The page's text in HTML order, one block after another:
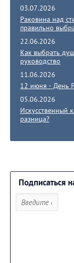
03.07.2026
Раковина над
правильно
22.06.2026
Как выбрать
руководство
11.06.2026
12 июня - День
05.06.2026
Искусственный
разница?
Подписаться